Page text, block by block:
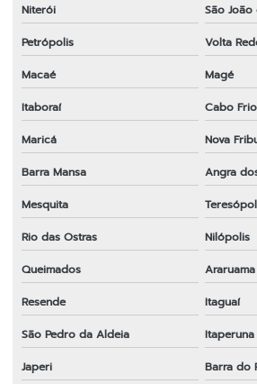
Melhor fio de nylon para roçadeira
Melhor lâmina para roçadeira
Melhor lâmina para roçadeira
Melhor marca de lâmina para roçadeira
Onde comprar fio de nylon para roçadeira
Onde comprar peças para roçadeira
Peças e acessórios para roçadeiras
Peças para roçadeira
Peças para roçadeira em bh
Peças para roçadeira em espírito santo
Niterói
São
Petrópolis
Volta
Macaé
Magé
Itaboraí
Cabo Frio
Maricá
Nova
Barra Mansa
Angra
Mesquita
Rio das Ostras
Nilópolis
Queimados
Araruama
Resende
Itaguaí
São Pedro da Aldeia
Itaperuna
Japeri
Barra do